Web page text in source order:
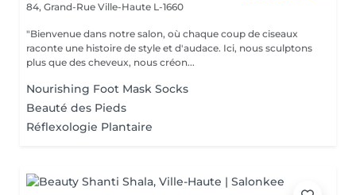
84, Grand-Rue Ville-Haute L-1660
"Bienvenue dans notre salon, où chaque coup de ciseaux
raconte une histoire de style et d'audace. Ici, nous sculptons
plus que des cheveux, nous créon...
Nourishing Foot Mask Socks
Beauté des Pieds
Réflexologie Plantaire